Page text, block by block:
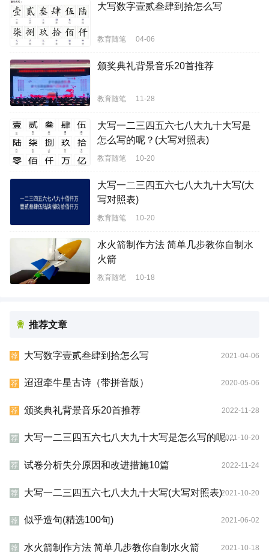
大写数字壹贰叁肆到拾怎么写
教育随笔 04-06
颁奖典礼背景音乐20首推荐
教育随笔 11-28
大写一二三四五六七八大九十大写是
怎么写的呢？(大写对照表)
教育随笔 10-20
大写一二三四五六七八大九十大写(大
写对照表)
教育随笔 10-20
水火箭制作方法 简单几步教你自制水
火箭
教育随笔 10-18
推荐文章
荐 大写数字壹贰叁肆到拾怎么写 2021-04-06
荐 迢迢牵牛星古诗（带拼音版） 2020-05-06
荐 颁奖典礼背景音乐20首推荐 2022-11-28
荐 大写一二三四五六七八大九十大写是怎么写的呢？(大写对照表)
2021-10-20
荐 试卷分析失分原因和改进措施10篇 2022-11-24
荐 大写一二三四五六七八大九十大写(大写对照表)2021-10-20
荐 似乎造句(精选100句) 2021-06-02
荐 水火箭制作方法 简单几步教你自制水火箭 2021-10-18